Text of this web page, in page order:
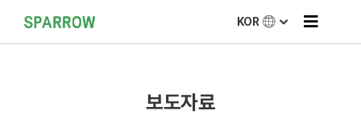
KOR
보도자료